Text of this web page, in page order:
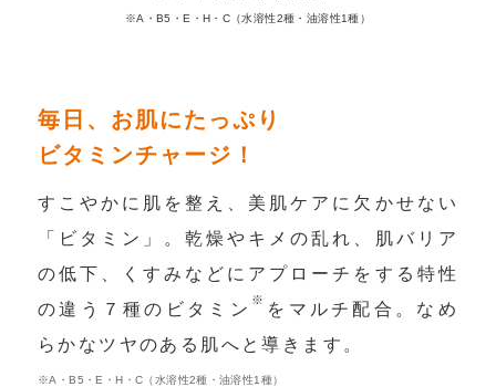
※A・B5・E・H・C（水溶性2種・油溶性1種）
毎日、お肌にたっぷり
ビタミンチャージ！
すこやかに肌を整え、美肌ケアに欠かせない
「ビタミン」。乾燥やキメの乱れ、肌バリア
の低下、くすみなどにアプローチをする特性
の違う７種のビタミン ※ をマルチ配合。なめ
らかなツヤのある肌へと導きます。
※A・B5・E・H・C（水溶性2種・油溶性1種）